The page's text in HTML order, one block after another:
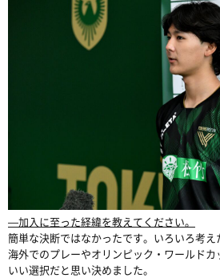
―加入に至った経緯を教えてください。
簡単な決断ではなかったです。いろいろ考
海外でのプレーやオリンピック・ワールド
いい選択だと思い決めました。